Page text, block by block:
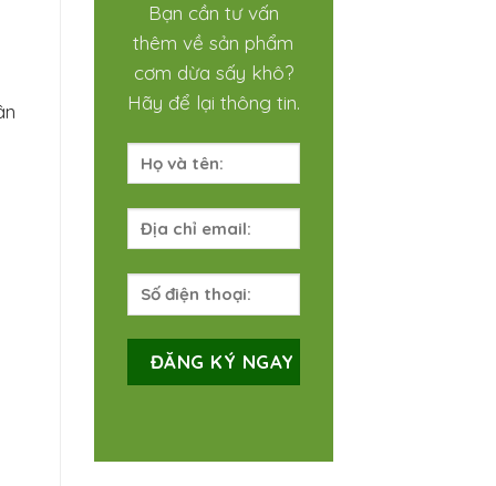
Bạn cần tư vấn
thêm về sản phẩm
cơm dừa sấy khô?
Hãy để lại thông tin.